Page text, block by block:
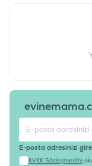
E-posta adresinizi
KVKK Sözleşmesi'ni